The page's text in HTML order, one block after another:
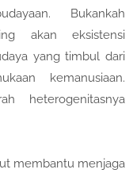
Bukankah
akan eksistensi
yang timbul dari
kemanusiaan.
heterogenitasnya
membantu menjaga